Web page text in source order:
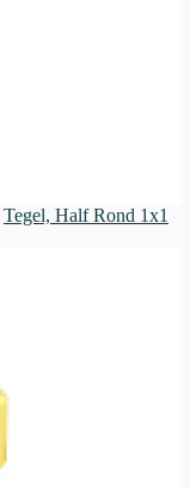
Tegel, Half Rond 1x1